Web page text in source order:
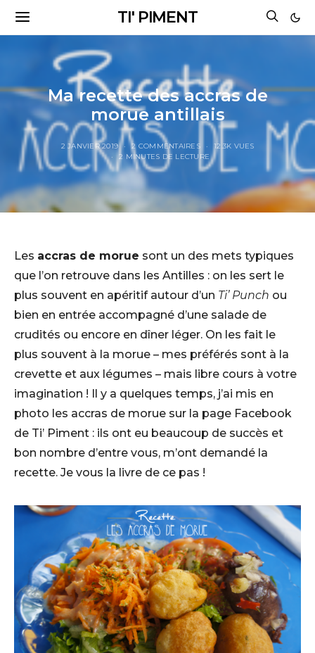
TI' PIMENT
Ma recette des accras de
morue antillais
2 JANVIER 2019 2 COMMENTAIRES
12.3K VUES
2 MINUTES DE LECTURE
Les accras de morue sont un des mets typiques
que l’on retrouve dans les Antilles : on les sert le
plus souvent en apéritif autour d’un Ti’ Punch ou
bien en entrée accompagné d’une salade de
crudités ou encore en dîner léger. On les fait le
plus souvent à la morue – mes préférés sont à la
crevette et aux légumes – mais libre cours à votre
imagination ! Il y a quelques temps, j’ai mis en
photo les accras de morue sur la page Facebook
de Ti’ Piment : ils ont eu beaucoup de succès et
bon nombre d’entre vous, m’ont demandé la
recette. Je vous la livre de ce pas !